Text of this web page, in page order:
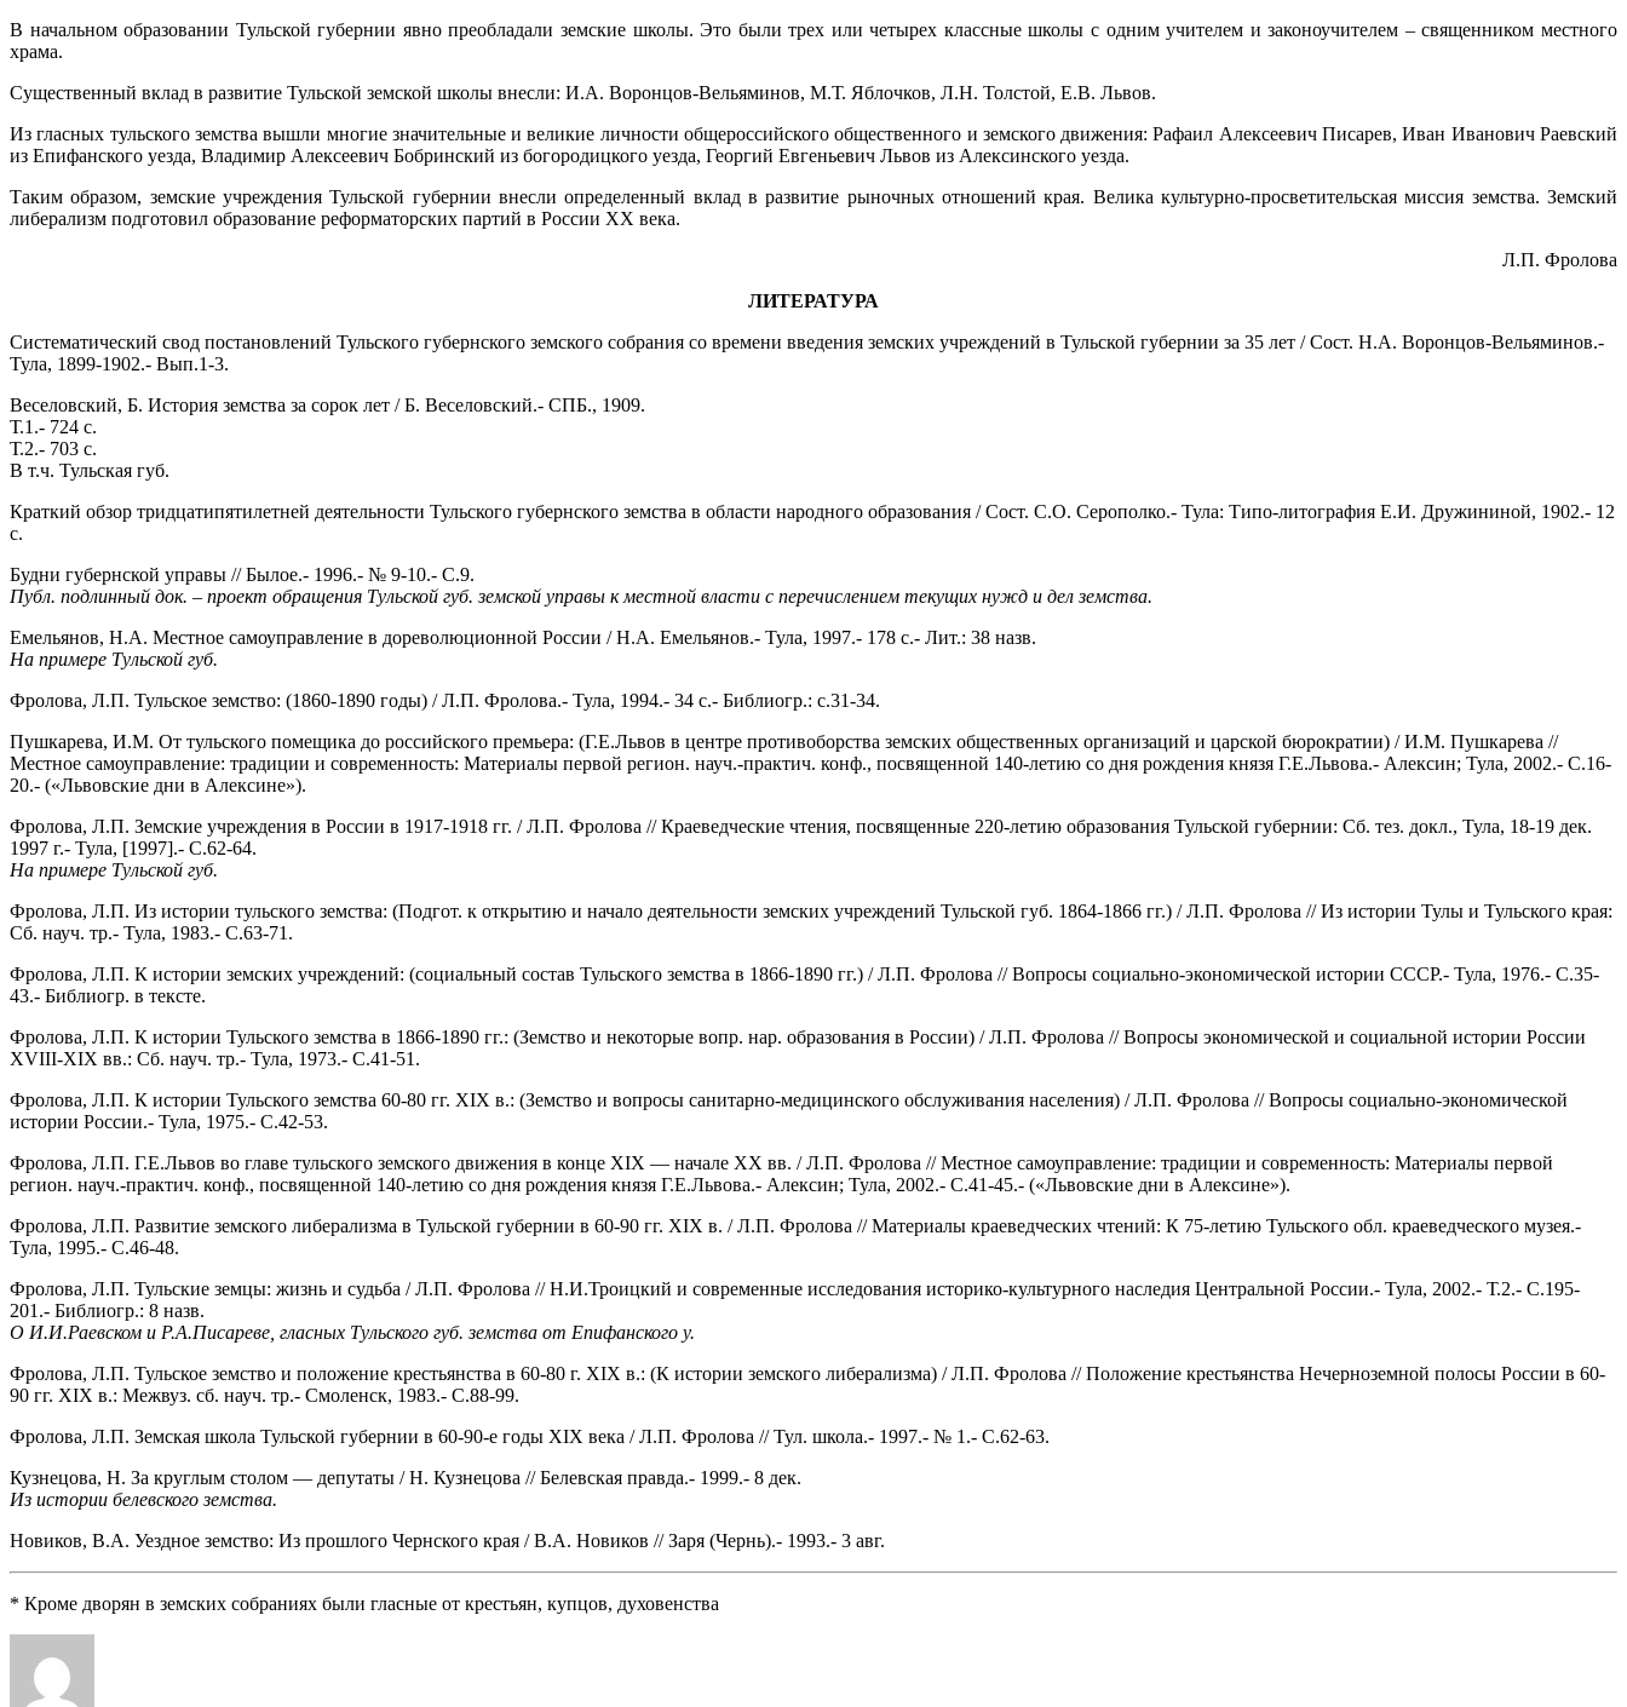
В начальном образовании Тульской губернии явно преобладали земские школы. Это были трех или четырех классные школы с одним учителем и законоучителем – священником местного
храма.
Существенный вклад в развитие Тульской земской школы внесли: И.А. Воронцов-Вельяминов, М.Т. Яблочков, Л.Н. Толстой, Е.В. Львов.
Из гласных тульского земства вышли многие значительные и великие личности общероссийского общественного и земского движения: Рафаил Алексеевич Писарев, Иван Иванович Раевский
из Епифанского уезда, Владимир Алексеевич Бобринский из богородицкого уезда, Георгий Евгеньевич Львов из Алексинского уезда.
Таким образом, земские учреждения Тульской губернии внесли определенный вклад в развитие рыночных отношений края. Велика культурно-просветительская миссия земства. Земский
либерализм подготовил образование реформаторских партий в России ХХ века.
Л.П. Фролова
ЛИТЕРАТУРА
Систематический свод постановлений Тульского губернского земского собрания со времени введения земских учреждений в Тульской губернии за 35 лет / Сост. Н.А. Воронцов-Вельяминов.-
Тула, 1899-1902.- Вып.1-3.
Веселовский, Б. История земства за сорок лет / Б. Веселовский.- СПБ., 1909.
Т.1.- 724 с.
Т.2.- 703 с.
В т.ч. Тульская губ.
Краткий обзор тридцатипятилетней деятельности Тульского губернского земства в области народного образования / Сост. С.О. Серополко.- Тула: Типо-литография Е.И. Дружининой, 1902.- 12
с.
Будни губернской управы // Былое.- 1996.- № 9-10.- С.9.
Публ. подлинный док. – проект обращения Тульской губ. земской управы к местной власти с перечислением текущих нужд и дел земства.
Емельянов, Н.А. Местное самоуправление в дореволюционной России / Н.А. Емельянов.- Тула, 1997.- 178 с.- Лит.: 38 назв.
На примере Тульской губ.
Фролова, Л.П. Тульское земство: (1860-1890 годы) / Л.П. Фролова.- Тула, 1994.- 34 с.- Библиогр.: с.31-34.
Пушкарева, И.М. От тульского помещика до российского премьера: (Г.Е.Львов в центре противоборства земских общественных организаций и царской бюрократии) / И.М. Пушкарева //
Местное самоуправление: традиции и современность: Материалы первой регион. науч.-практич. конф., посвященной 140-летию со дня рождения князя Г.Е.Львова.- Алексин; Тула, 2002.- С.16-
20.- («Львовские дни в Алексине»).
Фролова, Л.П. Земские учреждения в России в 1917-1918 гг. / Л.П. Фролова // Краеведческие чтения, посвященные 220-летию образования Тульской губернии: Сб. тез. докл., Тула, 18-19 дек.
1997 г.- Тула, [1997].- С.62-64.
На примере Тульской губ.
Фролова, Л.П. Из истории тульского земства: (Подгот. к открытию и начало деятельности земских учреждений Тульской губ. 1864-1866 гг.) / Л.П. Фролова // Из истории Тулы и Тульского края:
Сб. науч. тр.- Тула, 1983.- С.63-71.
Фролова, Л.П. К истории земских учреждений: (социальный состав Тульского земства в 1866-1890 гг.) / Л.П. Фролова // Вопросы социально-экономической истории СССР.- Тула, 1976.- С.35-
43.- Библиогр. в тексте.
Фролова, Л.П. К истории Тульского земства в 1866-1890 гг.: (Земство и некоторые вопр. нар. образования в России) / Л.П. Фролова // Вопросы экономической и социальной истории России
XVIII-XIX вв.: Сб. науч. тр.- Тула, 1973.- С.41-51.
Фролова, Л.П. К истории Тульского земства 60-80 гг. XIX в.: (Земство и вопросы санитарно-медицинского обслуживания населения) / Л.П. Фролова // Вопросы социально-экономической
истории России.- Тула, 1975.- С.42-53.
Фролова, Л.П. Г.Е.Львов во главе тульского земского движения в конце XIX — начале XX вв. / Л.П. Фролова // Местное самоуправление: традиции и современность: Материалы первой
регион. науч.-практич. конф., посвященной 140-летию со дня рождения князя Г.Е.Львова.- Алексин; Тула, 2002.- С.41-45.- («Львовские дни в Алексине»).
Фролова, Л.П. Развитие земского либерализма в Тульской губернии в 60-90 гг. XIX в. / Л.П. Фролова // Материалы краеведческих чтений: К 75-летию Тульского обл. краеведческого музея.-
Тула, 1995.- С.46-48.
Фролова, Л.П. Тульские земцы: жизнь и судьба / Л.П. Фролова // Н.И.Троицкий и современные исследования историко-культурного наследия Центральной России.- Тула, 2002.- Т.2.- С.195-
201.- Библиогр.: 8 назв.
О И.И.Раевском и Р.А.Писареве, гласных Тульского губ. земства от Епифанского у.
Фролова, Л.П. Тульское земство и положение крестьянства в 60-80 г. XIX в.: (К истории земского либерализма) / Л.П. Фролова // Положение крестьянства Нечерноземной полосы России в 60-
90 гг. XIX в.: Межвуз. сб. науч. тр.- Смоленск, 1983.- С.88-99.
Фролова, Л.П. Земская школа Тульской губернии в 60-90-е годы XIX века / Л.П. Фролова // Тул. школа.- 1997.- № 1.- С.62-63.
Кузнецова, Н. За круглым столом — депутаты / Н. Кузнецова // Белевская правда.- 1999.- 8 дек.
Из истории белевского земства.
Новиков, В.А. Уездное земство: Из прошлого Чернского края / В.А. Новиков // Заря (Чернь).- 1993.- 3 авг.
* Кроме дворян в земских собраниях были гласные от крестьян, купцов, духовенства